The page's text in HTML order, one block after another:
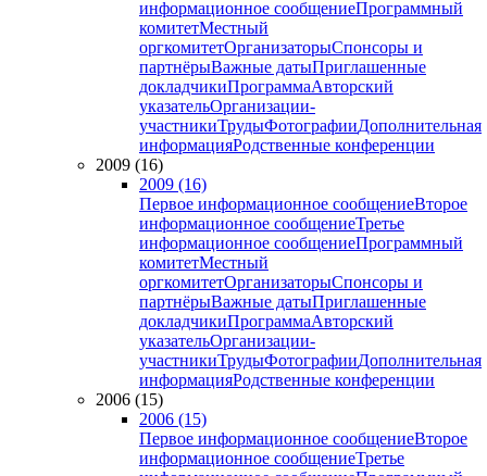
информационное сообщениеПрограммный
комитетМестный
оргкомитетОрганизаторыСпонсоры и
партнёрыВажные датыПриглашенные
докладчикиПрограммаАвторский
указательОрганизации-
участникиТрудыФотографииДополнительная
информацияРодственные конференции
2009 (16)
2009 (16)
Первое информационное сообщениеВторое
информационное сообщениеТретье
информационное сообщениеПрограммный
комитетМестный
оргкомитетОрганизаторыСпонсоры и
партнёрыВажные датыПриглашенные
докладчикиПрограммаАвторский
указательОрганизации-
участникиТрудыФотографииДополнительная
информацияРодственные конференции
2006 (15)
2006 (15)
Первое информационное сообщениеВторое
информационное сообщениеТретье